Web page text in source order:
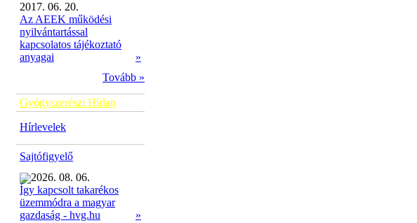
2017. 06. 20.
Az AEEK működési
nyilvántartással
kapcsolatos tájékoztató
anyagai
»
Tovább »
Gyógyszerészi Hírlap
Hírlevelek
Sajtófigyelő
2026. 08. 06.
Így kapcsolt takarékos
üzemmódra a magyar
gazdaság - hvg.hu
»